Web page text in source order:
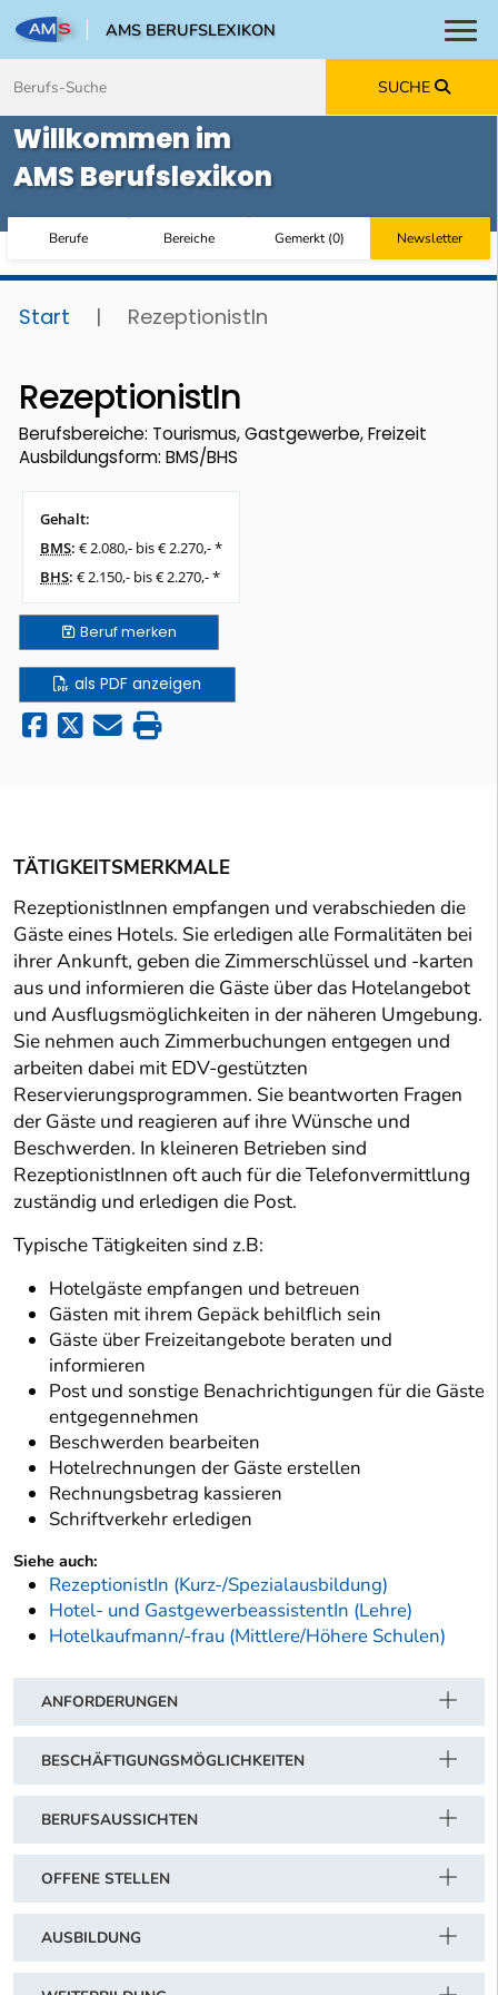
AMS BERUFSLEXIKON
SUCHE
Willkommen im
AMS Berufslexikon
Berufe Bereiche Gemerkt(0) Newsletter
Start | RezeptionistIn
RezeptionistIn
Berufsbereiche: Tourismus, Gastgewerbe, Freizeit
Ausbildungsform: BMS/BHS
Gehalt:
BMS: € 2.080,- bis € 2.270,- *
BHS: € 2.150,- bis € 2.270,- *
Berufmerken
als PDF anzeigen
TÄTIGKEITSMERKMALE
RezeptionistInnen empfangen und verabschieden die
Gäste eines Hotels. Sie erledigen alle Formalitäten bei
ihrer Ankunft, geben die Zimmerschlüssel und -karten
aus und informieren die Gäste über das Hotelangebot
und Ausflugsmöglichkeiten in der näheren Umgebung.
Sie nehmen auch Zimmerbuchungen entgegen und
arbeiten dabei mit EDV-gestützten
Reservierungsprogrammen. Sie beantworten Fragen
der Gäste und reagieren auf ihre Wünsche und
Beschwerden. In kleineren Betrieben sind
RezeptionistInnen oft auch für die Telefonvermittlung
zuständig und erledigen die Post.
Typische Tätigkeiten sind z.B:
Hotelgäste empfangen und betreuen
Gästen mit ihrem Gepäck behilflich sein
Gäste über Freizeitangebote beraten und
informieren
Post und sonstige Benachrichtigungen für die Gäste
entgegennehmen
Beschwerden bearbeiten
Hotelrechnungen der Gäste erstellen
Rechnungsbetrag kassieren
Schriftverkehr erledigen
Siehe auch:
RezeptionistIn (Kurz-/Spezialausbildung)
Hotel- und GastgewerbeassistentIn (Lehre)
Hotelkaufmann/-frau (Mittlere/Höhere Schulen)
ANFORDERUNGEN
BESCHÄFTIGUNGSMÖGLICHKEITEN
BERUFSAUSSICHTEN
OFFENE STELLEN
AUSBILDUNG